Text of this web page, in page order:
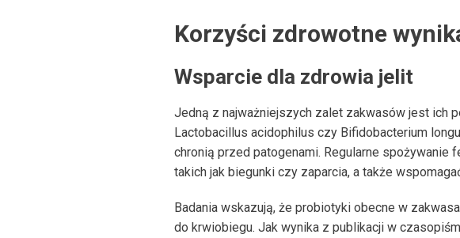
Korzyści zdrowotne
Wsparcie dla zdrowia jelit
Jedną z najważniejszych zalet zakwasów jest ich
Lactobacillus acidophilus czy Bifidobacterium
chronią przed patogenami. Regularne
takich jak biegunki czy zaparcia, a także
Badania wskazują, że probiotyki obecne w
do krwiobiegu. Jak wynika z publikacji w